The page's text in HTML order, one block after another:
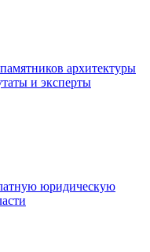
архитектуры
и эксперты
юридическую